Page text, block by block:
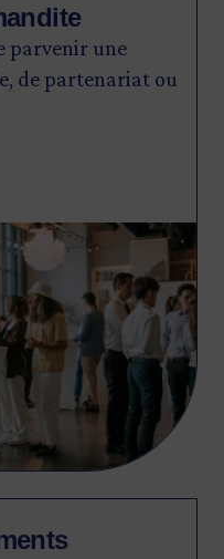
parvenir une
de partenariat ou